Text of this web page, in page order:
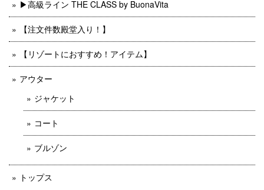
▶︎高級ライン THE CLASS by BuonaVita
【注文件数殿堂入り！】
【リゾートにおすすめ！アイテム】
アウター
ジャケット
コート
ブルゾン
トップス